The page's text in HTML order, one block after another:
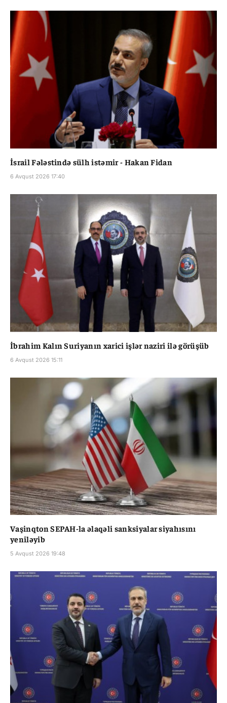
İsrail Fələstində sülh istəmir - Hakan Fidan
6 Avqust 2026 17:40
İbrahim Kalın Suriyanın xarici işlər naziri ilə görüşüb
6 Avqust 2026 15:11
Vaşinqton SEPAH-la əlaqəli sanksiyalar siyahısını
yeniləyib
5 Avqust 2026 19:48